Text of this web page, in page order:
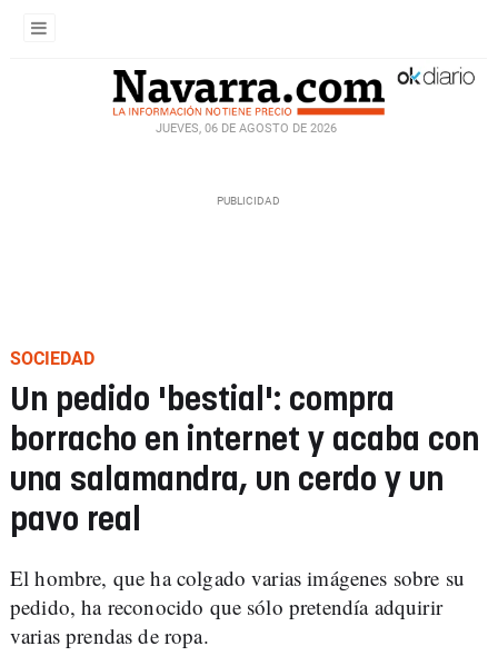
JUEVES, 06 DE AGOSTO DE 2026
SOCIEDAD
Un pedido 'bestial': compra
borracho en internet y acaba con
una salamandra, un cerdo y un
pavo real
El hombre, que ha colgado varias imágenes sobre su
pedido, ha reconocido que sólo pretendía adquirir
varias prendas de ropa.